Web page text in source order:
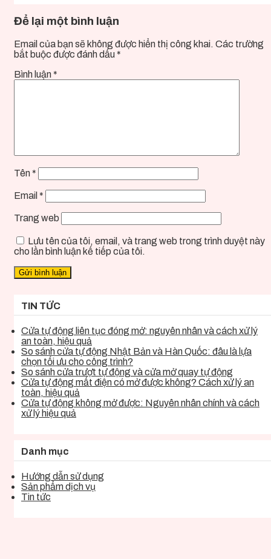
Để lại một bình luận
Email của bạn sẽ không được hiển thị công khai. Các trường
bắt buộc được đánh dấu *
Bình luận *
Tên *
Email *
Trang web
Lưu tên của tôi, email, và trang web trong trình duyệt này
cho lần bình luận kế tiếp của tôi.
TIN TỨC
Cửa tự động liên tục đóng mở: nguyên nhân và cách xử lý
an toàn, hiệu quả
So sánh cửa tự động Nhật Bản và Hàn Quốc: đâu là lựa
chọn tối ưu cho công trình?
So sánh cửa trượt tự động và cửa mở quay tự động
Cửa tự động mất điện có mở được không? Cách xử lý an
toàn, hiệu quả
Cửa tự động không mở được: Nguyên nhân chính và cách
xử lý hiệu quả
Danh mục
Hướng dẫn sử dụng
Sản phẩm dịch vụ
Tin tức